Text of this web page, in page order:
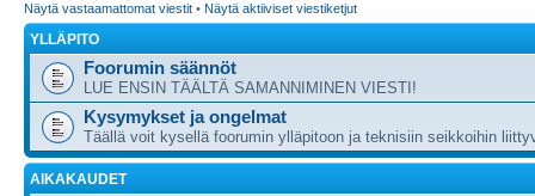
Näytä vastaamattomat viestit • Näytä aktiiviset viestiketjut
YLLÄPITO
Foorumin säännöt
LUE ENSIN TÄÄLTÄ SAMANNIMINEN VIESTI!
Kysymykset ja ongelmat
Täällä voit kysellä foorumin ylläpitoon ja teknisiin seikkoihin
AIKAKAUDET